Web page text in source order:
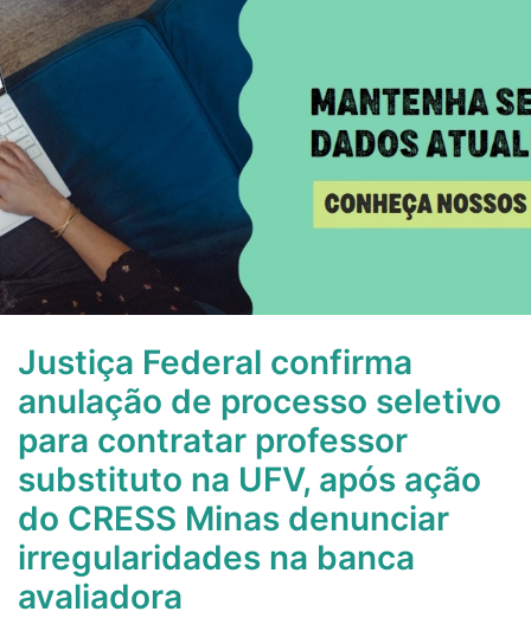
Justiça Federal confirma
anulação de processo seletivo
para contratar professor
substituto na UFV, após ação
do CRESS Minas denunciar
irregularidades na banca
avaliadora